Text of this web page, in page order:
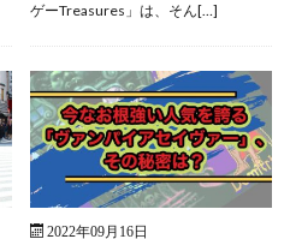
ゲーTreasures」は、そん[…]
2022年09月16日